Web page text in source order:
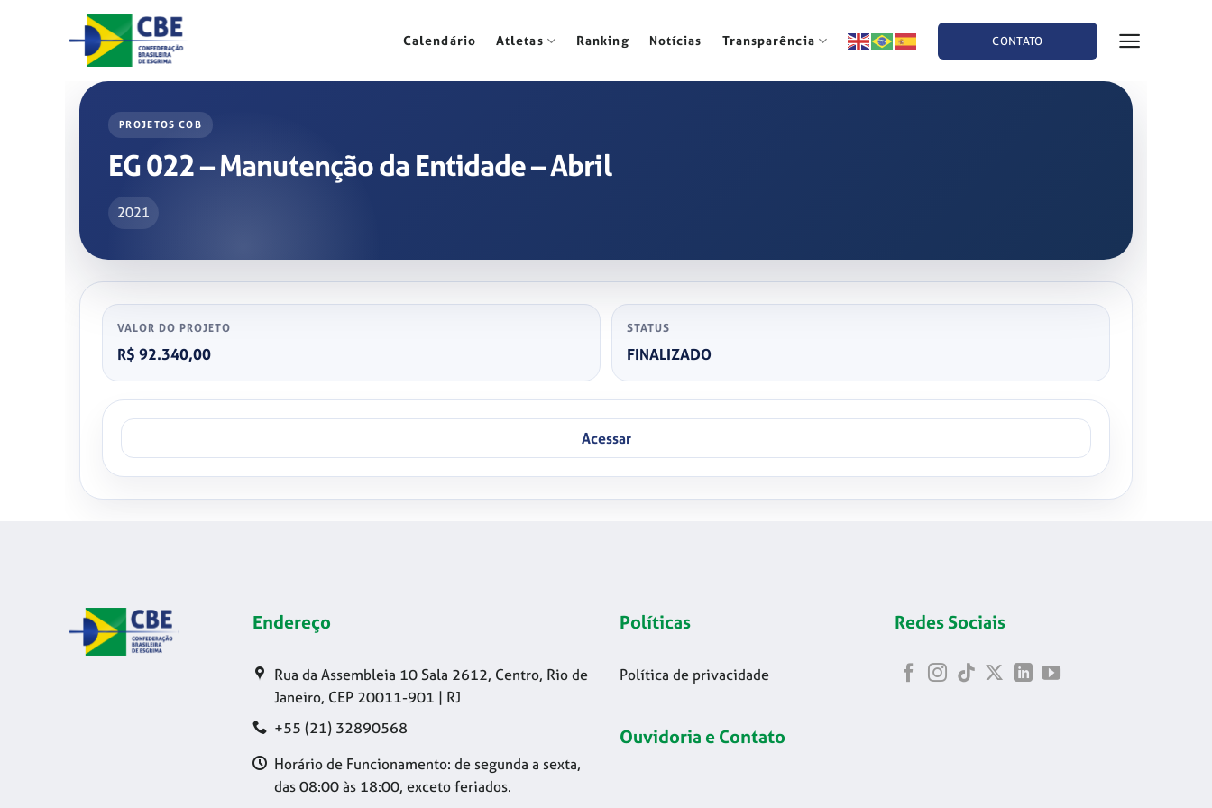
Calendário Atletas Ranking Notícias Transparência CONTATO
PROJETOS COB
EG 022 – Manutenção da Entidade – Abril
2021
VALOR DO PROJETO
R$ 92.340,00
STATUS
FINALIZADO
Acessar
Endereço
Rua da Assembleia 10 Sala 2612, Centro, Rio de
Janeiro, CEP 20011-901 | RJ
+55 (21) 32890568
Horário de Funcionamento: de segunda a sexta,
das 08:00 às 18:00, exceto feriados.
Políticas
Política de privacidade
Ouvidoria e Contato
Redes Sociais